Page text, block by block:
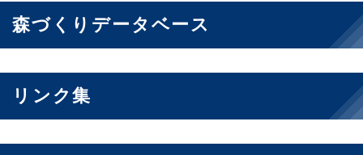
森づくりデータベース
リンク集